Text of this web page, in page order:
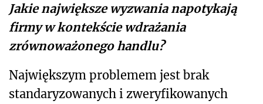
Jakie największe wyzwania napotykają
firmy w kontekście wdrażania
zrównoważonego handlu?
Największym problemem jest brak
standaryzowanych i zweryfikowanych